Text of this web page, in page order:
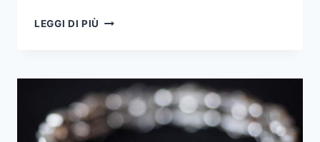
LEGGI DI PIÙ COME
ARTIST
DI
SUCCESSO